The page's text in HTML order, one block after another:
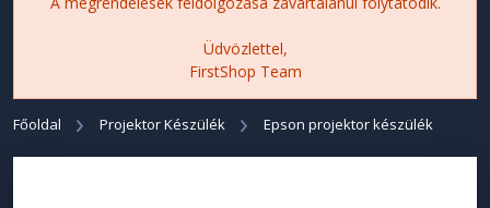
Üdvözlettel,
FirstShop Team
Főoldal Projektor Készülék Epson projektor készülék